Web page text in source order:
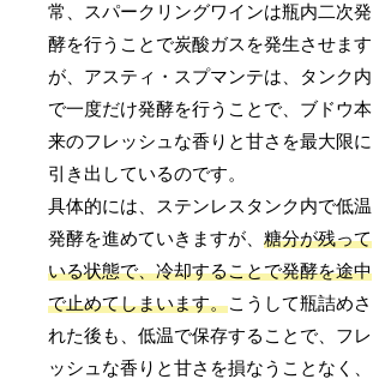
常、スパークリングワインは瓶内二次発
酵を行うことで炭酸ガスを発生させます
が、アスティ・スプマンテは、タンク内
で一度だけ発酵を行うことで、ブドウ本
来のフレッシュな香りと甘さを最大限に
引き出しているのです。
具体的には、ステンレスタンク内で低温
発酵を進めていきますが、糖分が残って
いる状態で、冷却することで発酵を途中
で止めてしまいます。こうして瓶詰めさ
れた後も、低温で保存することで、フレ
ッシュな香りと甘さを損なうことなく、